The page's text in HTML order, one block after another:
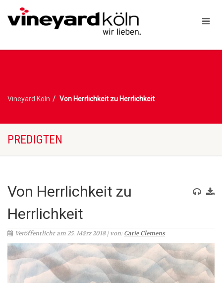
Vineyard Köln Von Herrlichkeit zu Herrlichkeit
PREDIGTEN
Von Herrlichkeit zu
Herrlichkeit
Veröffentlicht am 25. März 2018 | von:Catie Clemens